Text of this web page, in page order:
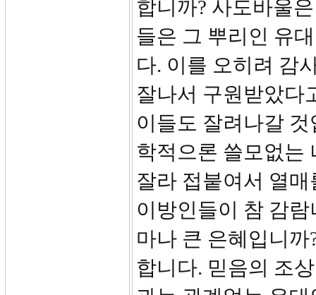
합니까? 사도바울
들은 그 뿌리인 유
다. 이를 오히려 감
잘나서 구원받았다
이들도 잘려나갈
학적으론 쓸모없는
잘라 접붙여서 열
이방인들이 참 감
마나 큰 은혜입니
합니다. 믿음의 조